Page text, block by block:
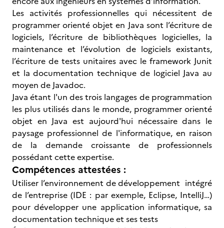
Les activités professionnelles qui nécessitent de
programmer orienté objet en Java sont l’écriture de
logiciels, l’écriture de bibliothèques logicielles, la
maintenance et l’évolution de logiciels existants,
l’écriture de tests unitaires avec le framework Junit
et la documentation technique de logiciel Java au
moyen de Javadoc.
Java étant l'un des trois langages de programmation
les plus utilisés dans le monde, programmer orienté
objet en Java est aujourd'hui nécessaire dans le
paysage professionnel de l'informatique, en raison
de la demande croissante de professionnels
possédant cette expertise.
Compétences attestées :
Utiliser l’environnement de développement intégré
de l’entreprise (IDE : par exemple, Eclipse, IntelliJ…)
pour développer une application informatique, sa
documentation technique et ses tests